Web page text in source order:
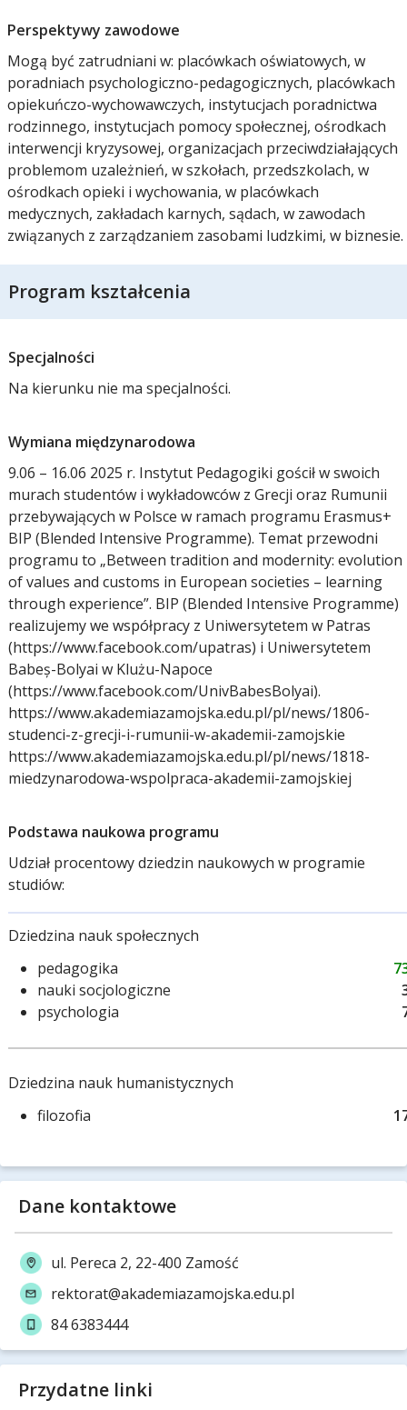
Perspektywy zawodowe
Mogą być zatrudniani w: placówkach oświatowych, w
poradniach psychologiczno-pedagogicznych, placówkach
opiekuńczo-wychowawczych, instytucjach poradnictwa
rodzinnego, instytucjach pomocy społecznej, ośrodkach
interwencji kryzysowej, organizacjach przeciwdziałających
problemom uzależnień, w szkołach, przedszkolach, w
ośrodkach opieki i wychowania, w placówkach
medycznych, zakładach karnych, sądach, w zawodach
związanych z zarządzaniem zasobami ludzkimi, w biznesie.
Program kształcenia
Specjalności
Na kierunku nie ma specjalności.
Wymiana międzynarodowa
9.06 – 16.06 2025 r. Instytut Pedagogiki gościł w swoich
murach studentów i wykładowców z Grecji oraz Rumunii
przebywających w Polsce w ramach programu Erasmus+
BIP (Blended Intensive Programme). Temat przewodni
programu to „Between tradition and modernity: evolution
of values and customs in European societies – learning
through experience”. BIP (Blended Intensive Programme)
realizujemy we współpracy z Uniwersytetem w Patras
(https://www.facebook.com/upatras) i Uniwersytetem
Babeș-Bolyai w Klużu-Napoce
(https://www.facebook.com/UnivBabesBolyai).
https://www.akademiazamojska.edu.pl/pl/news/1806-
studenci-z-grecji-i-rumunii-w-akademii-zamojskie
https://www.akademiazamojska.edu.pl/pl/news/1818-
miedzynarodowa-wspolpraca-akademii-zamojskiej
Podstawa naukowa programu
Udział procentowy dziedzin naukowych w programie
studiów:
Dziedzina nauk społecznych
pedagogika
nauki socjologiczne
psychologia
Dziedzina nauk humanistycznych
filozofia
Dane kontaktowe
ul. Pereca 2, 22-400 Zamość
rektorat@akademiazamojska.edu.pl
84 6383444
Przydatne linki